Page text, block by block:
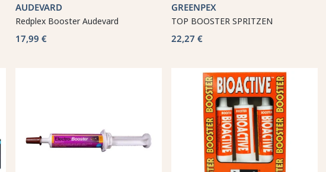
AUDEVARD
Redplex Booster Audevard
17,99 €
GREENPEX
TOP BOOSTER SPRITZEN
22,27 €